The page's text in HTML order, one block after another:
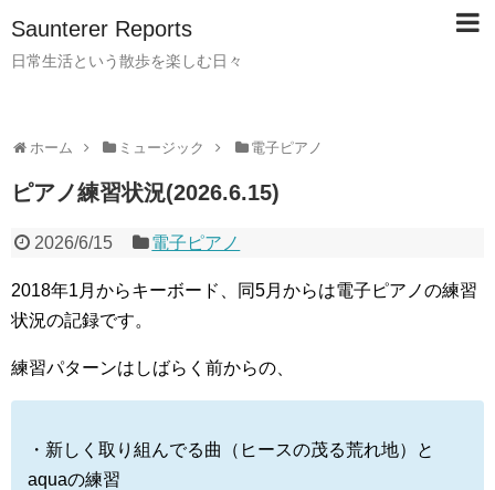
Saunterer Reports
日常生活という散歩を楽しむ日々
ホーム ミュージック 電子ピアノ
ピアノ練習状況(2026.6.15)
2026/6/15 電子ピアノ
2018年1 月からキーボード、同5月からは電子ピアノの練習
状況の記録です。
練習パターンはしばらく前からの、
・新しく取り組んでる曲（ヒースの茂る荒れ地）と
aquaの練習